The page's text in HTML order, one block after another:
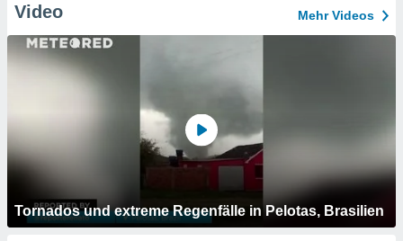
Video Mehr Videos
Tornados und extreme Regenfälle in Pelotas, Brasilien